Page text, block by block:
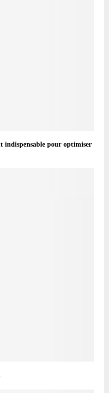
indispensable pour optimiser